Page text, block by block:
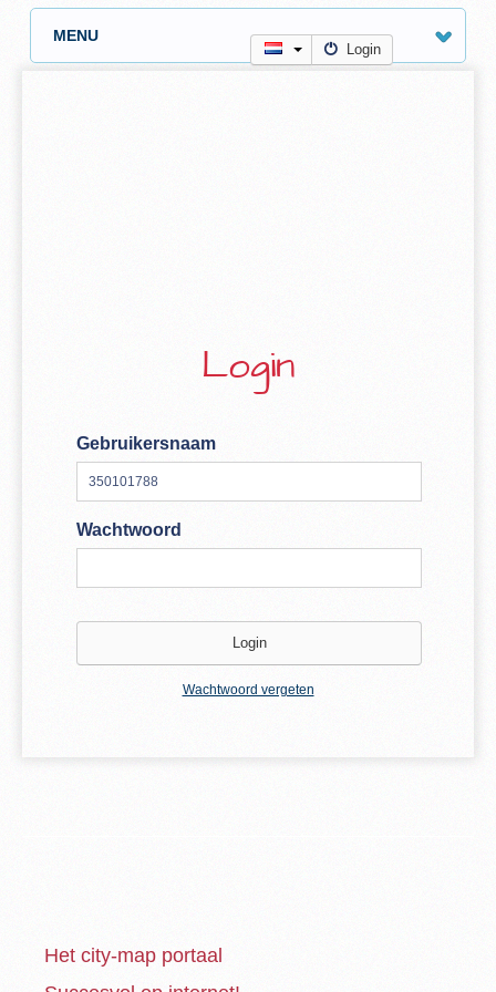
MENU
Login
Login
Gebruikersnaam
Wachtwoord
Wachtwoord vergeten
Het city-map portaal